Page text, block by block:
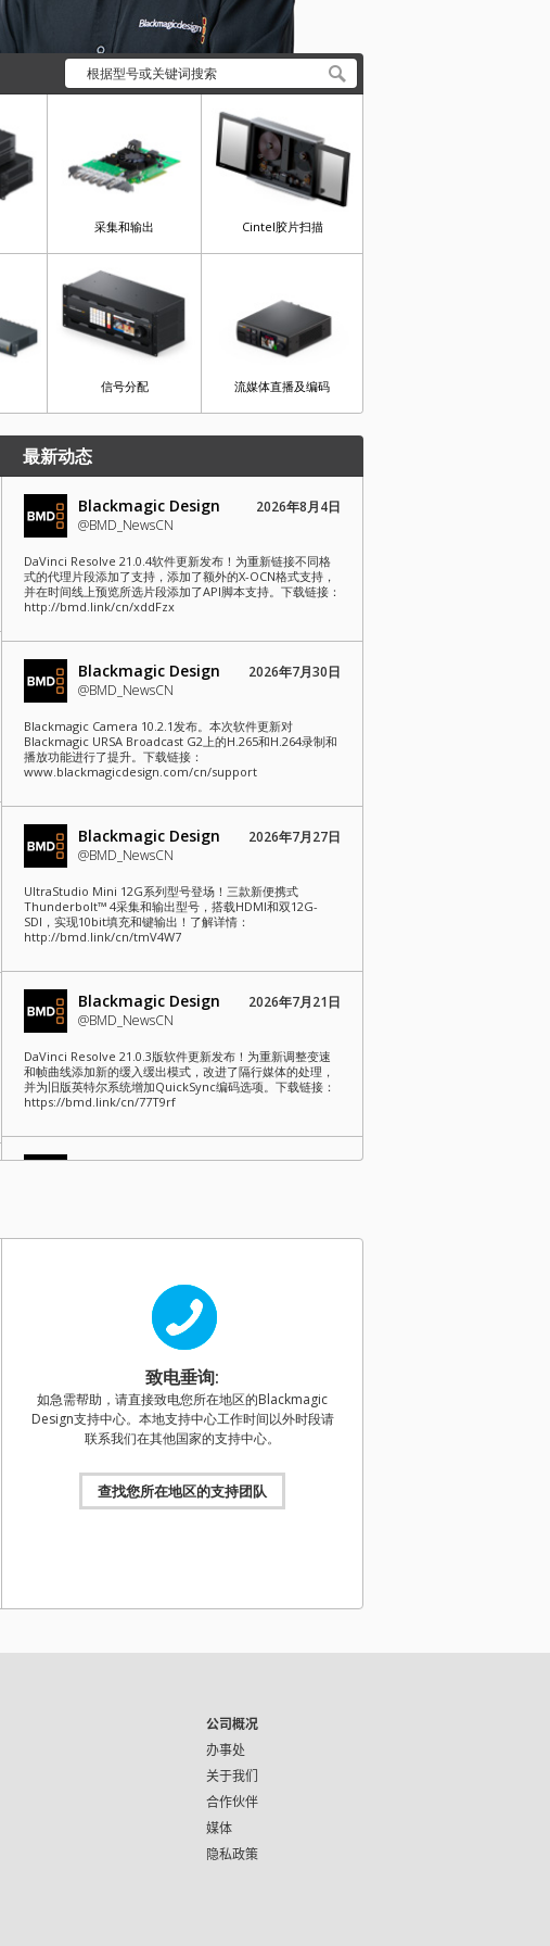
采集和输出 Cintel胶片扫描
信号分配 流媒体直播及编码
最新动态
Blackmagic Design
@BMD_NewsCN
2026年8月4日
DaVinci Resolve 21.0.4软件更新发布！为重新链接不同格
式的代理片段添加了支持，添加了额外的X-OCN格式支持，
并在时间线上预览所选片段添加了API脚本支持。下载链接：
http://bmd.link/cn/xddFzx
Blackmagic Design
@BMD_NewsCN
2026年7月30日
Blackmagic Camera 10.2.1发布。本次软件更新对
Blackmagic URSA Broadcast G2上的H.265和H.264录制和
播放功能进行了提升。下载链接：
www.blackmagicdesign.com/cn/support
Blackmagic Design
@BMD_NewsCN
2026年7月27日
UltraStudio Mini 12G系列型号登场！三款新便携式
Thunderbolt™ 4采集和输出型号，搭载HDMI和双12G-
SDI，实现10bit填充和键输出！了解详情：
http://bmd.link/cn/tmV4W7
Blackmagic Design
@BMD_NewsCN
2026年7月21日
DaVinci Resolve 21.0.3版软件更新发布！为重新调整变速
和帧曲线添加新的缓入缓出模式，改进了隔行媒体的处理，
并为旧版英特尔系统增加QuickSync编码选项。下载链接：
https://bmd.link/cn/77T9rf
Blackmagic Design 2026年7月21日
供了更多控制、新增远程摄影机管理器可加载已保存的摄影
Blackmagic Design
@BMD_NewsCN
Blackmagic Camera Android 3.4版发布！新增带音频的4K
HDMI视频输出、WearOS摄影机控制、REST API远程控
制、连续录制暂停、Blackmagic Focus Demand和Zoom
Demand支持、代理片段管理等功能。下载链接：
http://bmd.link/cn/3YpFVX
Blackmagic Design 2026年7月8日
https://bmd.link/cn/xNTqib
Fairlight Live正式版发布！新款功能强大的调音台，专为广
电制作和现场活动所设计。它能轻松应对上千个音频通道，
插件！了解详情： https://bmd.link/cn/dhL7Nc
Blackmagic Design
致电垂询:
如急需帮助，请直接致电您所在地区的Blackmagic
Design支持中心。本地支持中心工作时间以外时段请
联系我们在其他国家的支持中心。
查找您所在地区的支持团队
公司概况
办事处
关于我们
合作伙伴
媒体
隐私政策